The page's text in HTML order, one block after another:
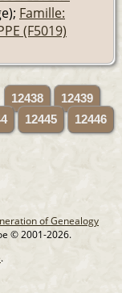
Famille:
(F5019)
12438
12439
12445
12446
of Genealogy
© 2001-2026.
.